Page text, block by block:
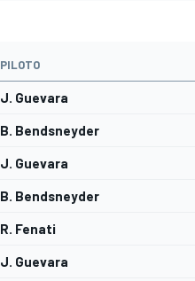
PILOTO
J. Guevara
B. Bendsneyder
J. Guevara
B. Bendsneyder
R. Fenati
J. Guevara